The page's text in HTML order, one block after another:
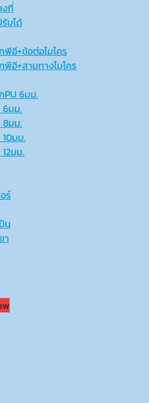
ที่
บได้
อี+ข้อต่อไมโคร
อี+สามทางไมโคร
6มม.
มม.
มม.
มม.
มม.
ร์
น
า